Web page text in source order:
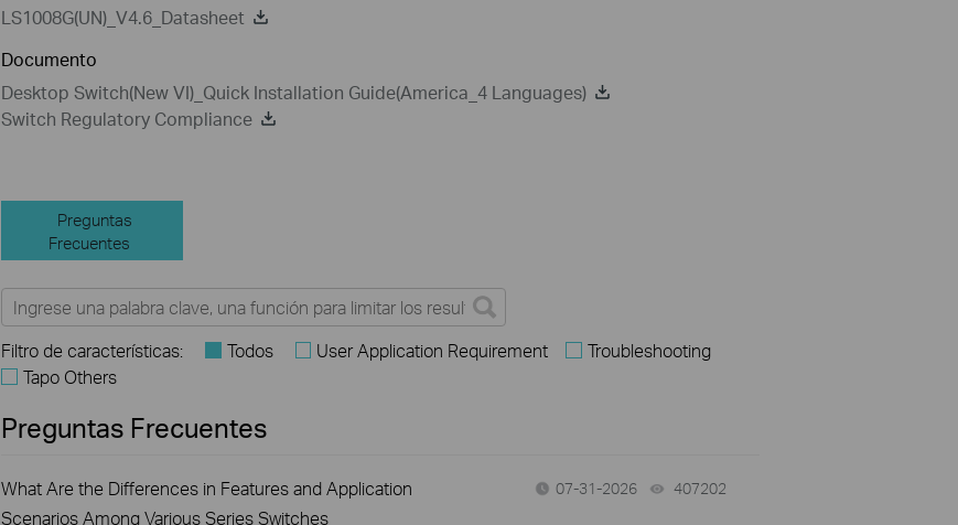
LS1008G(UN)_V4.6_Datasheet
Documento
Desktop Switch(New VI)_Quick Installation Guide(America_4 Languages)
Switch Regulatory Compliance
Preguntas
Frecuentes
Filtro de características: Todos User Application Requirement
Troubleshooting
Tapo Others
Preguntas Frecuentes
What Are the Differences in Features and Application
Scenarios Among Various Series Switches
07-31-2026 407202